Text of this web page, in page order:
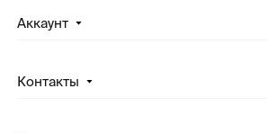
Аккаунт
Контакты